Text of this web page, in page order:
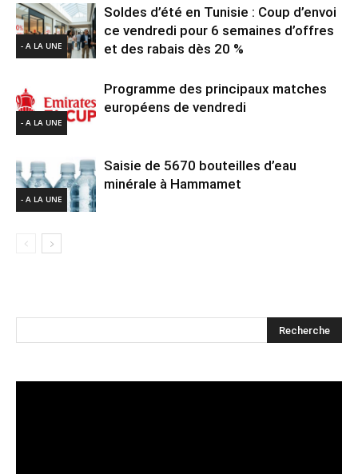
- A LA UNE
Soldes d’été en Tunisie : Coup d’envoi
ce vendredi pour 6 semaines d’offres
et des rabais dès 20 %
- A LA UNE
Programme des principaux matches
européens de vendredi
- A LA UNE
Saisie de 5670 bouteilles d’eau
minérale à Hammamet